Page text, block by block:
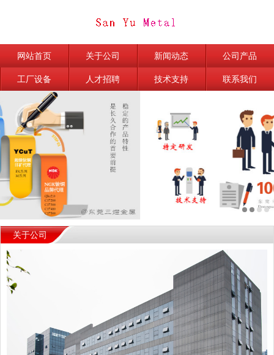
网站首页 关于公司 新闻动态 公司产品
工厂设备 人才招聘 技术支持 联系我们
关于公司